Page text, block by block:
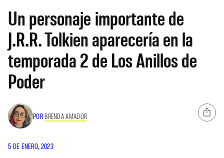
Un personaje importante de
J.R.R. Tolkien aparecería en la
temporada 2 de Los Anillos de
Poder
POR BRENDA AMADOR
5 DE ENERO, 2023